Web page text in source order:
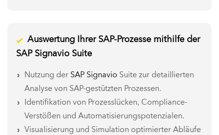
Auswertung Ihrer SAP-Prozesse mithilfe der
SAP Signavio Suite
Nutzung der SAP Signavio Suite zur detaillierten
Analyse von SAP-gestützten Prozessen.
Identifikation von Prozesslücken, Compliance-
Verstößen und Automatisierungspotenzialen.
Visualisierung und Simulation optimierter Abläufe